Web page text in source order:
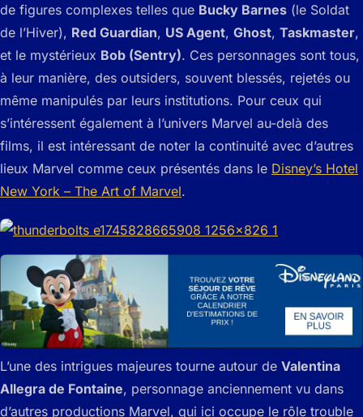
de figures complexes telles que Bucky Barnes (le Soldat
de l’Hiver), Red Guardian, US Agent, Ghost, Taskmaster,
et le mystérieux Bob (Sentry). Ces personnages sont tous,
à leur manière, des outsiders, souvent blessés, rejetés ou
même manipulés par leurs institutions. Pour ceux qui
s’intéressent également à l’univers Marvel au-delà des
films, il est intéressant de noter la continuité avec d’autres
lieux Marvel comme ceux présentés dans le Disney’s Hotel
New York – The Art of Marvel.
L’une des intrigues majeures tourne autour de Valentina
Allegra de Fontaine, personnage anciennement vu dans
d’autres productions Marvel, qui ici occupe le rôle trouble